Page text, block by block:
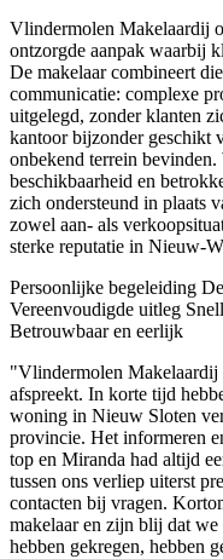
Vlindermolen Makelaardij
ontzorgde aanpak waarbij
De makelaar combineert
communicatie: complexe
uitgelegd, zonder klanten
kantoor bijzonder geschikt
onbekend terrein bevinden.
beschikbaarheid en
zich ondersteund in plaats
zowel aan- als
sterke reputatie in Nieuw-
Persoonlijke begeleiding
Vereenvoudigde uitleg
Betrouwbaar en eerlijk
"Vlindermolen Makelaardij
afspreekt. In korte tijd
woning in Nieuw Sloten
provincie. Het informeren
top en Miranda had altijd
tussen ons verliep uiterst
contacten bij vragen.
makelaar en zijn blij dat
hebben gekregen, hebben